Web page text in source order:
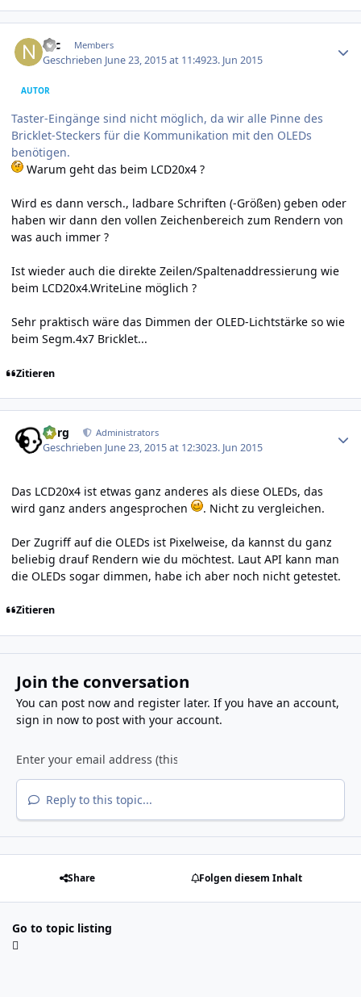
Nic Members
Geschrieben June 23, 2015 at 11:4923. Jun 2015
AUTOR
Taster-Eingänge sind nicht möglich, da wir alle Pinne des
Bricklet-Steckers für die Kommunikation mit den OLEDs
benötigen.
Warum geht das beim LCD20x4 ?
Wird es dann versch., ladbare Schriften (-Größen) geben oder
haben wir dann den vollen Zeichenbereich zum Rendern von
was auch immer ?
Ist wieder auch die direkte Zeilen/Spaltenaddressierung wie
beim LCD20x4.WriteLine möglich ?
Sehr praktisch wäre das Dimmen der OLED-Lichtstärke so wie
beim Segm.4x7 Bricklet...
Zitieren
borg Administrators
Geschrieben June 23, 2015 at 12:3023. Jun 2015
Das LCD20x4 ist etwas ganz anderes als diese OLEDs, das
wird ganz anders angesprochen
. Nicht zu vergleichen.
Der Zugriff auf die OLEDs ist Pixelweise, da kannst du ganz
beliebig drauf Rendern wie du möchtest. Laut API kann man
die OLEDs sogar dimmen, habe ich aber noch nicht getestet.
Zitieren
Join the conversation
You can post now and register later. If you have an account,
sign in nowto post with your account.
Reply to this topic...
Share Folgen diesem Inhalt
Go to topic listing